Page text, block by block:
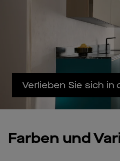
Verlieben Sie sich in
Farben und